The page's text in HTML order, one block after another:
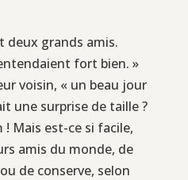
deux grands amis.
fort bien. »
voisin, « un beau jour
une surprise de taille ?
Mais est-ce si facile,
amis du monde, de
de conserve, selon